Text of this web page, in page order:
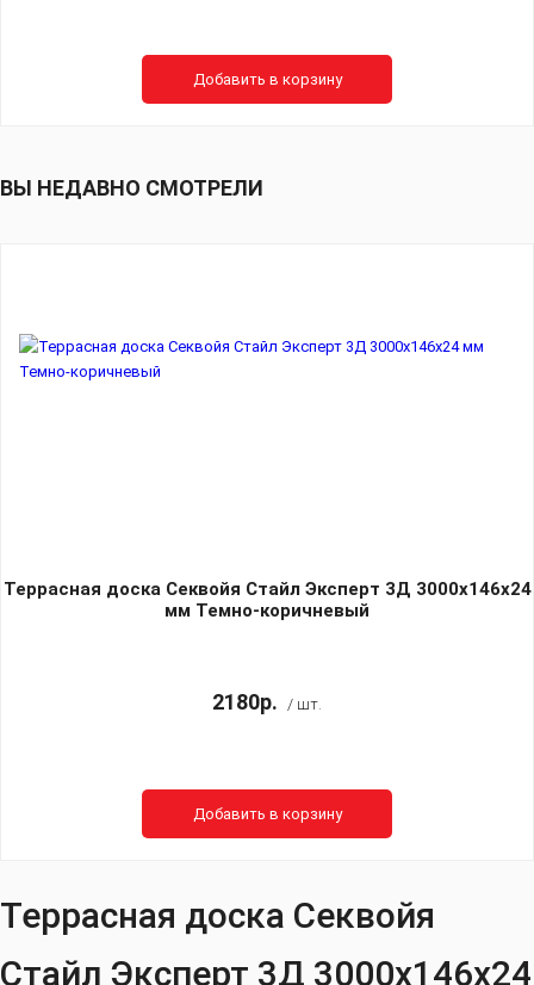
Добавить в корзину
ВЫ НЕДАВНО СМОТРЕЛИ
Террасная доска Секвойя Стайл Эксперт 3Д 3000х146х24
мм Темно-коричневый
2180р. / шт.
Добавить в корзину
Террасная доска Секвойя
Стайл Эксперт 3Д 3000х146х24